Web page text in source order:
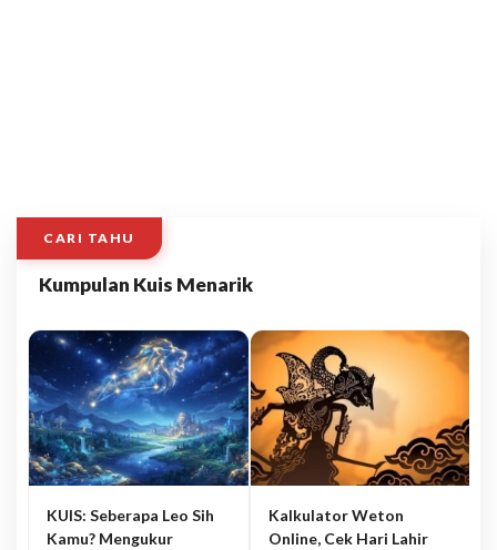
CARI TAHU
Kumpulan Kuis Menarik
KUIS: Seberapa Leo Sih
Kamu? Mengukur
Kalkulator Weton
Online, Cek Hari Lahir